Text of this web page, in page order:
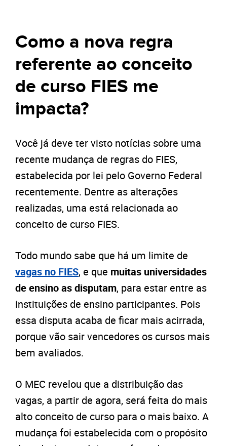
Como a nova regra
referente ao conceito
de curso FIES me
impacta?
Você já deve ter visto notícias sobre uma
recente mudança de regras do FIES,
estabelecida por lei pelo Governo Federal
recentemente. Dentre as alterações
realizadas, uma está relacionada ao
conceito de curso FIES.
Todo mundo sabe que há um limite de
vagas no FIES, e que muitas universidades
de ensino as disputam, para estar entre as
instituições de ensino participantes. Pois
essa disputa acaba de ficar mais acirrada,
porque vão sair vencedores os cursos mais
bem avaliados.
O MEC revelou que a distribuição das
vagas, a partir de agora, será feita do mais
alto conceito de curso para o mais baixo. A
mudança foi estabelecida com o propósito